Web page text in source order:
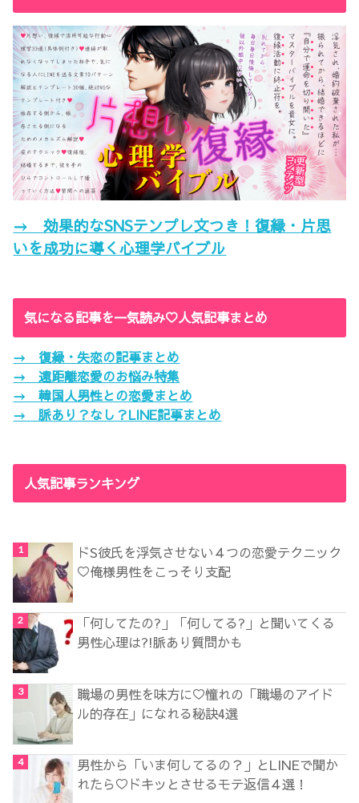
→ 効果的なSNSテンプレ文つき！復縁・片思
いを成功に導く心理学バイブル
気になる記事を一気読み♡人気記事まとめ
→ 復縁・失恋の記事まとめ
→ 遠距離恋愛のお悩み特集
→ 韓国人男性との恋愛まとめ
→ 脈あり？なし？LINE記事まとめ
人気記事ランキング
ドS彼氏を浮気させない４つの恋愛テクニック
♡俺様男性をこっそり支配
「何してたの?」「何してる?」と聞いてくる
男性心理は?!脈あり質問かも
職場の男性を味方に♡憧れの「職場のアイド
ル的存在」になれる秘訣4選
男性から「いま何してるの？」とLINEで聞か
れたら♡ドキッとさせるモテ返信４選！